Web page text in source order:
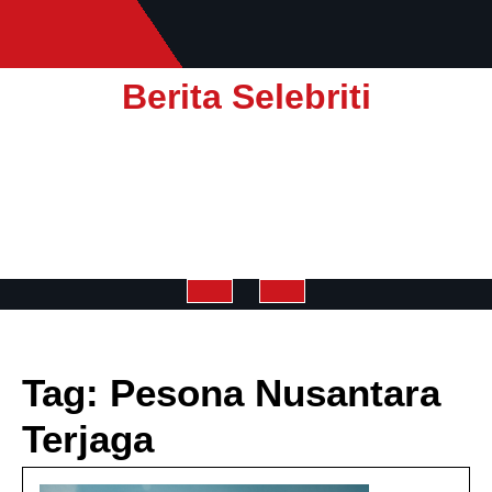
Berita Selebriti
Button
Tag: Pesona Nusantara
Terjaga